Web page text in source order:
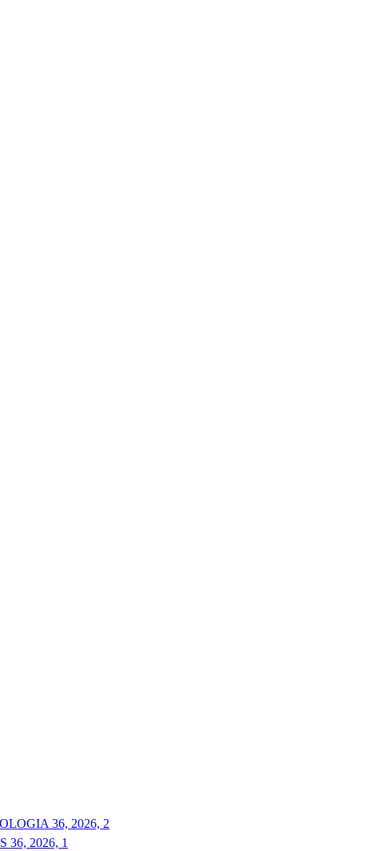
36, 2026, 2
36, 2026, 1